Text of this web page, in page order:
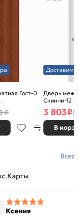
Гост-0
Л-11
каркасно-
₽
Доставим
Дверь
Скинни-12
глухая,
3 803₽5
В
Все
Ксения